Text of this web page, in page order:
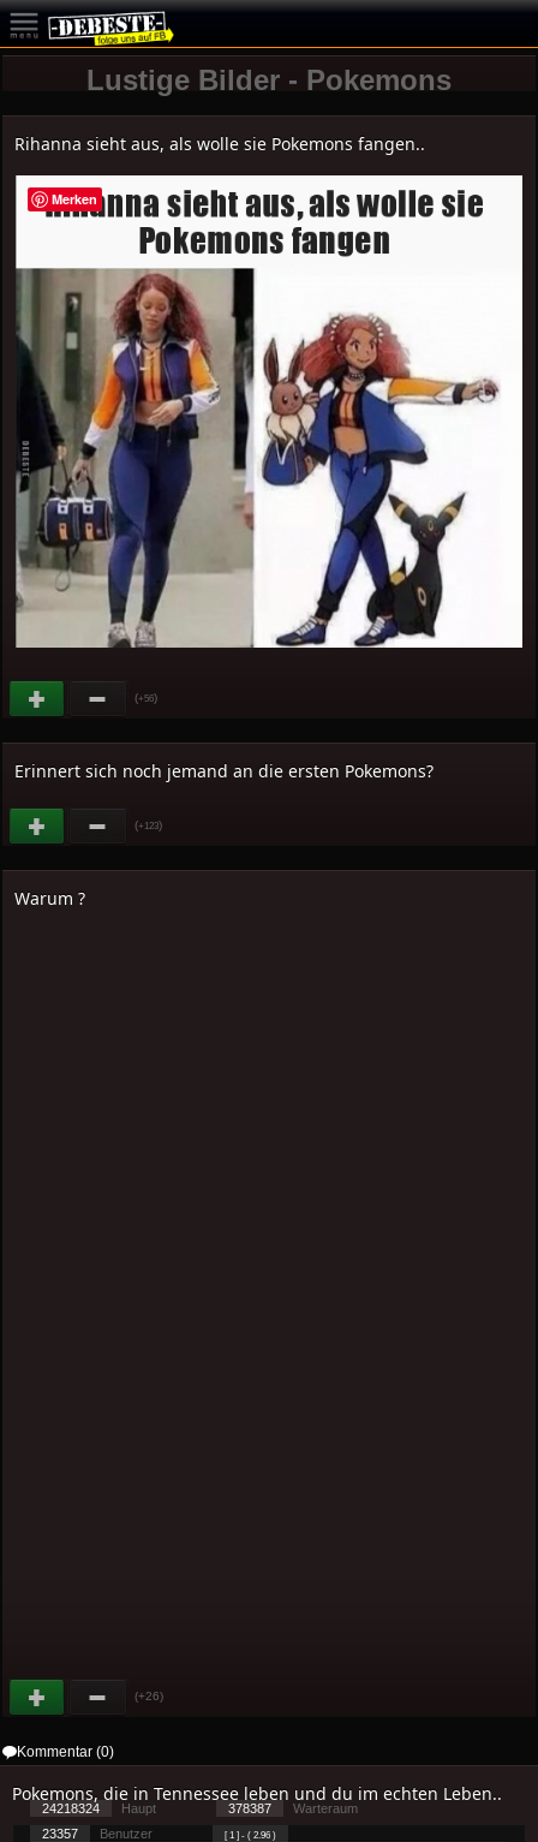
Lustige Bilder - Pokemons
Rihanna sieht aus, als wolle sie Pokemons fangen..
(+56)
Erinnert sich noch jemand an die ersten Pokemons?
(+123)
Warum ?
(+26)
Kommentar (0)
Pokemons, die in Tennessee leben und du im echten Leben..
24218324 Haupt 378387
Warteraum
23357
Benutzer [ 1 ] - ( 2.96 )
Merken